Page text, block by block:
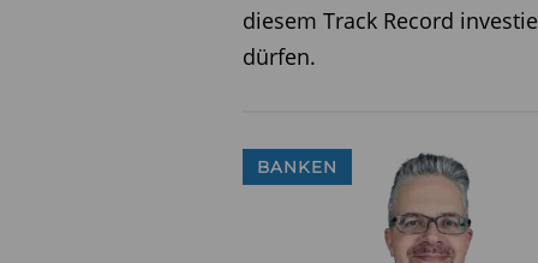
Diesen Beitrag teilen:
diesem Track Record
dürfen.
BANKEN